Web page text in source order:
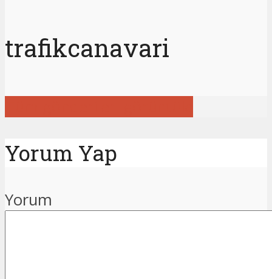
trafikcanavari
Yorum Yap
Yorum